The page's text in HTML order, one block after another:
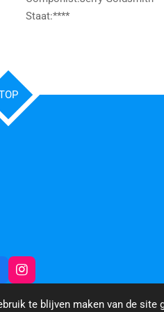
te blijven maken van de site
Staat:****
I
n
s